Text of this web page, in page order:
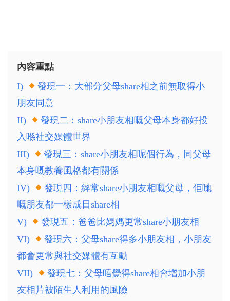
內容重點
I)
發現一：大部分父母share相之前無取得小
朋友同意
II)
發現二：share小朋友相嘅父母本身都好投
入喺社交媒體世界
III)
發現三：share小朋友相呢個行為，同父母
本身嘅教養風格都有關係
IV)
發現四：經常share小朋友相嘅父母，佢哋
嘅朋友都一樣成日share相
V)
發現五：爸爸比媽媽更常share小朋友相
VI)
發現六：父母share得多小朋友相，小朋友
都會更常與社交媒體有互動
VII)
發現七：父母唔覺得share相會增加小朋
友相片被陌生人利用的風險